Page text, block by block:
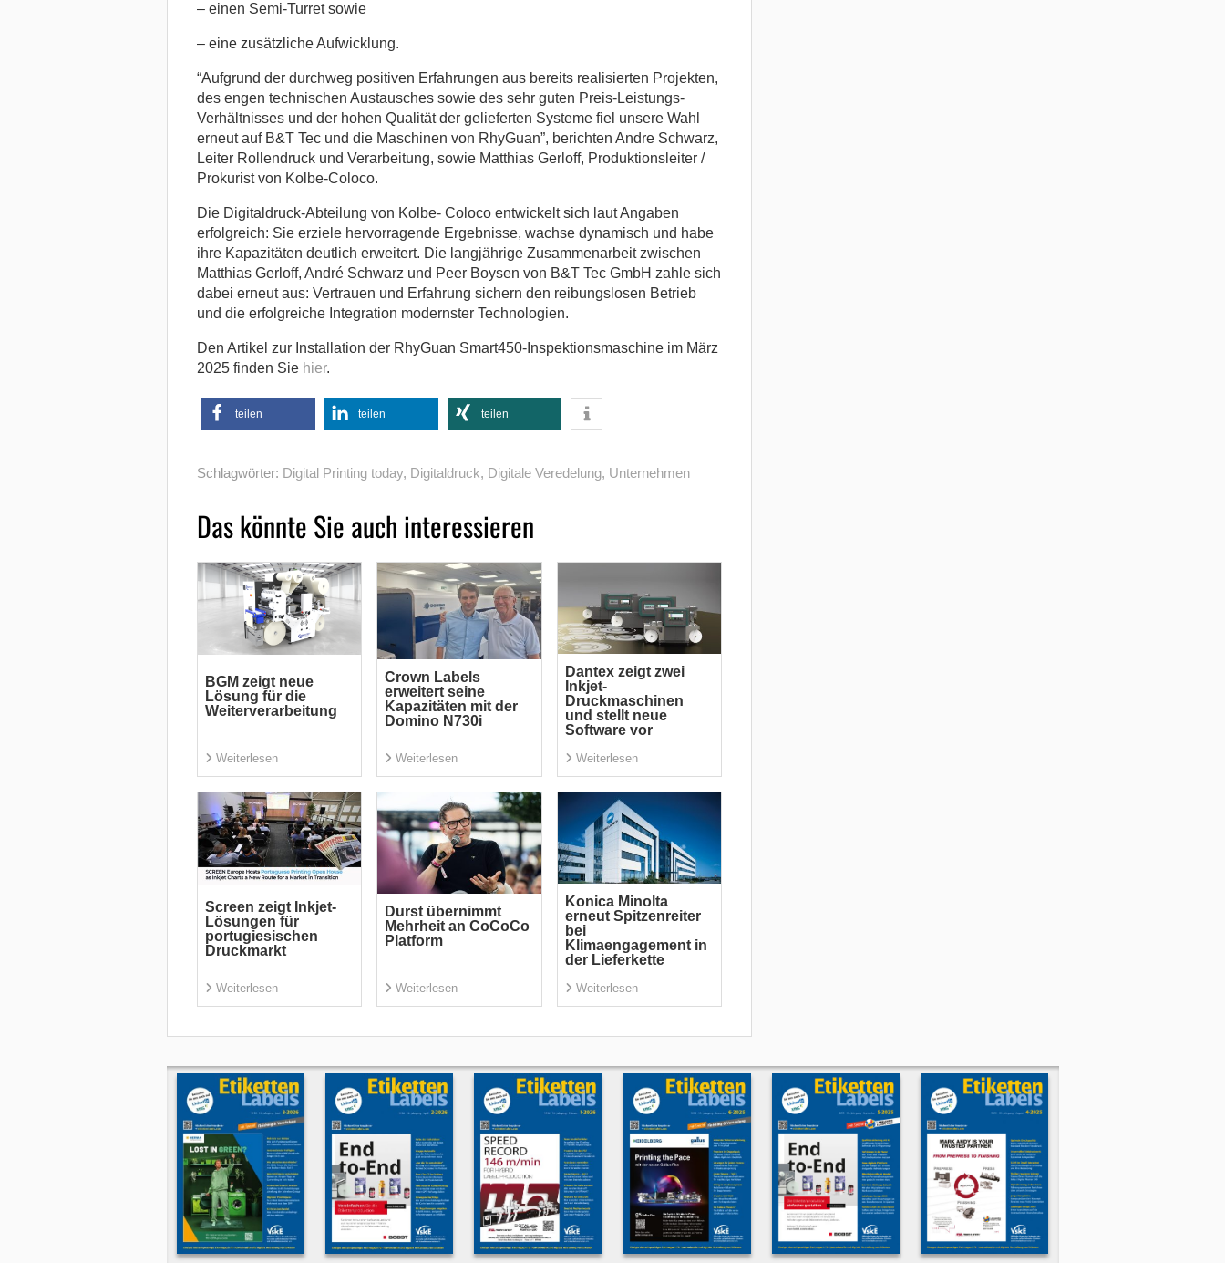
– einen Semi-Turret sowie
– eine zusätzliche Aufwicklung.
“Aufgrund der durchweg positiven Erfahrungen aus bereits realisierten Projekten,
des engen technischen Austausches sowie des sehr guten Preis-Leistungs-
Verhältnisses und der hohen Qualität der gelieferten Systeme fiel unsere Wahl
erneut auf B&T Tec und die Maschinen von RhyGuan”, berichten Andre Schwarz,
Leiter Rollendruck und Verarbeitung, sowie Matthias Gerloff, Produktionsleiter /
Prokurist von Kolbe-Coloco.
Die Digitaldruck-Abteilung von Kolbe- Coloco entwickelt sich laut Angaben
erfolgreich: Sie erziele hervorragende Ergebnisse, wachse dynamisch und habe
ihre Kapazitäten deutlich erweitert. Die langjährige Zusammenarbeit zwischen
Matthias Gerloff, André Schwarz und Peer Boysen von B&T Tec GmbH zahle sich
dabei erneut aus: Vertrauen und Erfahrung sichern den reibungslosen Betrieb
und die erfolgreiche Integration modernster Technologien.
Den Artikel zur Installation der RhyGuan Smart450-Inspektionsmaschine im März
2025 finden Sie hier.
teilen teilen teilen
Schlagwörter: Digital Printing today, Digitaldruck, Digitale Veredelung, Unternehmen
Das könnte Sie auch interessieren
BGM zeigt neue
Lösung für die
Weiterverarbeitung
Weiterlesen
Crown Labels
erweitert seine
Kapazitäten mit der
Domino N730i
Weiterlesen
Dantex zeigt zwei
Inkjet-
Druckmaschinen
und stellt neue
Software vor
Weiterlesen
Screen zeigt Inkjet-
Lösungen für
portugiesischen
Druckmarkt
Weiterlesen
Durst übernimmt
Mehrheit an CoCoCo
Platform
Weiterlesen
Konica Minolta
erneut Spitzenreiter
bei
Klimaengagement in
der Lieferkette
Weiterlesen